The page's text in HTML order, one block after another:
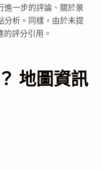
進一步的評論、關於景
分析。同樣，由於未提
評分引用。
地圖資訊